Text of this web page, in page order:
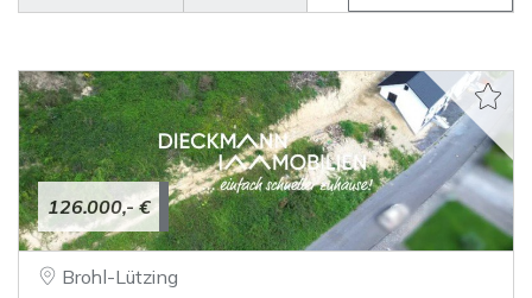
126.000,- €
Brohl-Lützing